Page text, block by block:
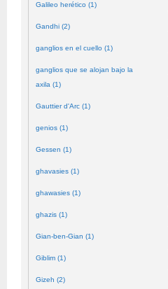
Galileo herético (1)
Gandhi (2)
ganglios en el cuello (1)
ganglios que se alojan bajo la
axila (1)
Gauttier d'Arc (1)
genios (1)
Gessen (1)
ghavasies (1)
ghawasies (1)
ghazis (1)
Gian-ben-Gian (1)
Giblim (1)
Gizeh (2)